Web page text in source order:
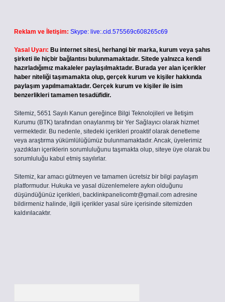
Reklam ve İletişim: Skype: live:.cid.575569c608265c69
Yasal Uyarı: Bu internet sitesi, herhangi bir marka, kurum veya şahıs
şirketi ile hiçbir bağlantısı bulunmamaktadır. Sitede yalnızca kendi
hazırladığımız makaleler paylaşılmaktadır. Burada yer alan içerikler
haber niteliği taşımamakta olup, gerçek kurum ve kişiler hakkında
paylaşım yapılmamaktadır. Gerçek kurum ve kişiler ile isim
benzerlikleri tamamen tesadüfidir.
Sitemiz, 5651 Sayılı Kanun gereğince Bilgi Teknolojileri ve İletişim
Kurumu (BTK) tarafından onaylanmış bir Yer Sağlayıcı olarak hizmet
vermektedir. Bu nedenle, sitedeki içerikleri proaktif olarak denetleme
veya araştırma yükümlülüğümüz bulunmamaktadır. Ancak, üyelerimiz
yazdıkları içeriklerin sorumluluğunu taşımakta olup, siteye üye olarak bu
sorumluluğu kabul etmiş sayılırlar.
Sitemiz, kar amacı gütmeyen ve tamamen ücretsiz bir bilgi paylaşım
platformudur. Hukuka ve yasal düzenlemelere aykırı olduğunu
düşündüğünüz içerikleri, backlinkpanelicomtr@gmail.com adresine
bildirmeniz halinde, ilgili içerikler yasal süre içerisinde sitemizden
kaldırılacaktır.